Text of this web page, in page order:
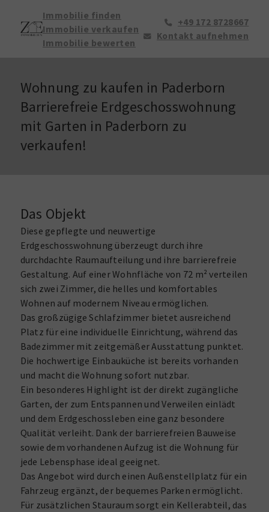
Immobilie finden
Immobilie verkaufen
Immobilie bewerten
+49 172 8728667
Kontakt aufnehmen
Wohnung zu kaufen in Paderborn
Barrierefreie Erdgeschosswohnung
mit Garten in Paderborn zu
verkaufen!
Das Objekt
Diese gepflegte und neuwertige
Erdgeschosswohnung überzeugt durch ihre
durchdachte Raumaufteilung und ihre barrierefreie
Gestaltung. Auf einer Wohnfläche von 72 m² verteilen
sich zwei Zimmer, die helles und komfortables
Wohnen auf modernem Niveau ermöglichen.
Das großzügige Schlafzimmer bietet ausreichend
Platz für eine individuelle Einrichtung, während das
Badezimmer mit zeitgemäßer Ausstattung punktet.
Die hochwertige Einbauküche ist bereits vorhanden
und macht die Wohnung sofort nutzbar.
Ein besonderes Highlight ist der direkt zugängliche
Garten, der zum Entspannen und Verweilen einlädt
und dem Erdgeschossleben eine ganz besondere
Qualität verleiht. Dank der barrierefreien Bauweise
sowie dem vorhandenen Aufzug ist die Wohnung für
jede Lebensphase ideal geeignet.
Das Angebot wird durch einen Außenstellplatz für ein
Fahrzeug ergänzt, der bequemes Parken ermöglicht.
Für zusätzlichen Stauraum sorgt ein Kellerabteil, das